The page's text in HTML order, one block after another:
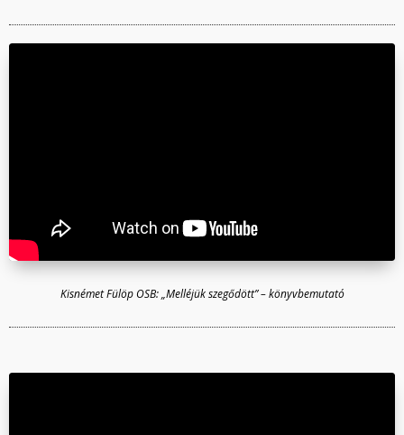
Kisnémet Fülöp OSB: „Melléjük szegődött” – könyvbemutató